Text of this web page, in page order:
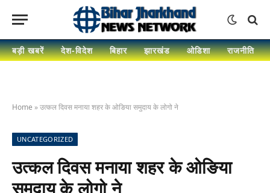
बड़ी खबरें देश-विदेश बिहार झारखंड ओडिशा राजनीति
Home »उत्कल दिवस मनाया शहर के ओङिया समुदाय के लोगो ने
UNCATEGORIZED
उत्कल दिवस मनाया शहर के ओङिया
समुदाय के लोगो ने